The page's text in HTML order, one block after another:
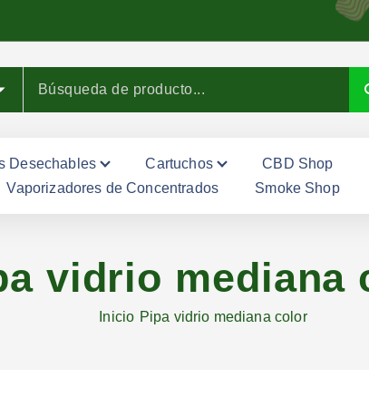
Desechables Cartuchos CBD Shop
Vaporizadores de Concentrados
Smoke Shop
vidrio mediana
Inicio Pipa vidrio mediana color